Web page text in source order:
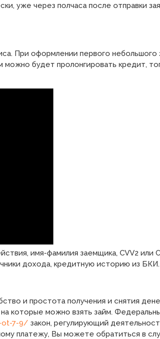
уже через полчаса после отправки
При оформлении первого небольшого
можно будет пролонгировать кредит,
имя-фамилия заемщика, CVV2 или
дохода, кредитную историю из БКИ.
и простота получения и снятия
которые можно взять займ.
ot-7-9/ закон, регулирующий
платежу, Вы можете обратиться в